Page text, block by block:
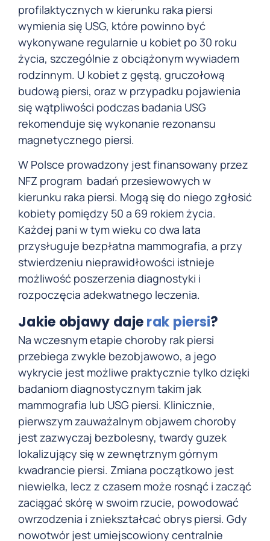
profilaktycznych w kierunku raka piersi
wymienia się USG, które powinno być
wykonywane regularnie u kobiet po 30 roku
życia, szczególnie z obciążonym wywiadem
rodzinnym. U kobiet z gęstą, gruczołową
budową piersi, oraz w przypadku pojawienia
się wątpliwości podczas badania USG
rekomenduje się wykonanie rezonansu
magnetycznego piersi.
W Polsce prowadzony jest finansowany przez
NFZ program badań przesiewowych w
kierunku raka piersi. Mogą się do niego zgłosić
kobiety pomiędzy 50 a 69 rokiem życia.
Każdej pani w tym wieku co dwa lata
przysługuje bezpłatna mammografia, a przy
stwierdzeniu nieprawidłowości istnieje
możliwość poszerzenia diagnostyki i
rozpoczęcia adekwatnego leczenia.
Jakie objawy dajerak piersi?
Na wczesnym etapie choroby rak piersi
przebiega zwykle bezobjawowo, a jego
wykrycie jest możliwe praktycznie tylko dzięki
badaniom diagnostycznym takim jak
mammografia lub USG piersi. Klinicznie,
pierwszym zauważalnym objawem choroby
jest zazwyczaj bezbolesny, twardy guzek
lokalizujący się w zewnętrznym górnym
kwadrancie piersi. Zmiana początkowo jest
niewielka, lecz z czasem może rosnąć i zacząć
zaciągać skórę w swoim rzucie, powodować
owrzodzenia i zniekształcać obrys piersi. Gdy
nowotwór jest umiejscowiony centralnie